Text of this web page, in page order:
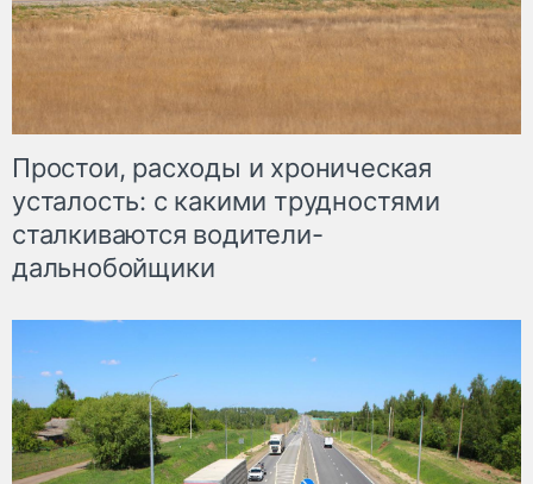
Простои, расходы и хроническая
усталость: с какими трудностями
сталкиваются водители-
дальнобойщики